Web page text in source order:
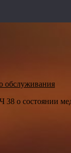
обслуживания
о состоянии